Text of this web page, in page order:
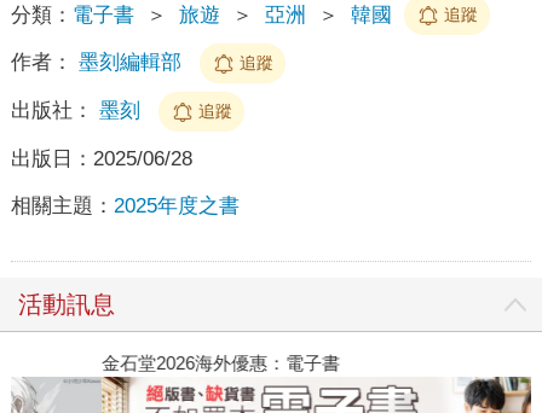
分類： 電子書 ＞ 旅遊 ＞ 亞洲 ＞ 韓國 追蹤
作者： 墨刻編輯部 追蹤
出版社： 墨刻 追蹤
出版日： 2025/06/28
相關主題： 2025年度之書
活動訊息
金石堂2026海外優惠：電子書